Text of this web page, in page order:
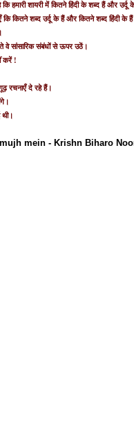
हमारी शायरी में कितने हिंदी के शब्‍द हैं और उर्दू
कि कितने शब्‍द उर्दू के हैं और कितने शब्‍द हिंदी के
वे सांसारिक संबंधों से ऊपर उठें।
करें !
रचनाएँ दे रहे हैं।
थी।
mein - Krishn Biharo